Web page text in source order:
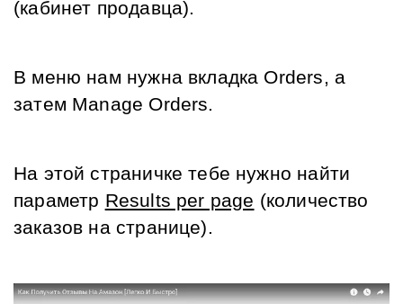
(кабинет продавца).
В меню нам нужна вкладка Orders, а
затем Manage Orders.
На этой страничке тебе нужно найти
параметр Results per page (количество
заказов на странице).